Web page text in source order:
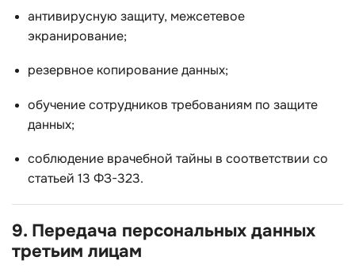
антивирусную защиту, межсетевое
экранирование;
резервное копирование данных;
обучение сотрудников требованиям по защите
данных;
соблюдение врачебной тайны в соответствии со
статьей 13 ФЗ-323.
9. Передача персональных данных
третьим лицам